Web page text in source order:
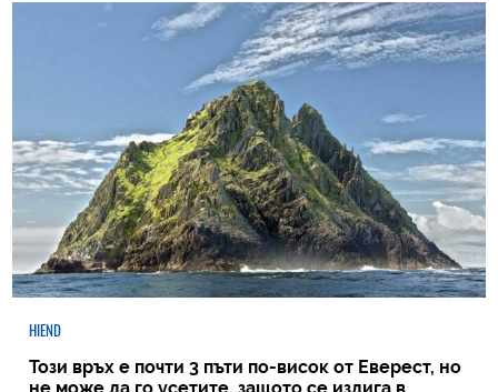
HIEND
Този връх е почти 3 пъти по-висок от Еверест, но